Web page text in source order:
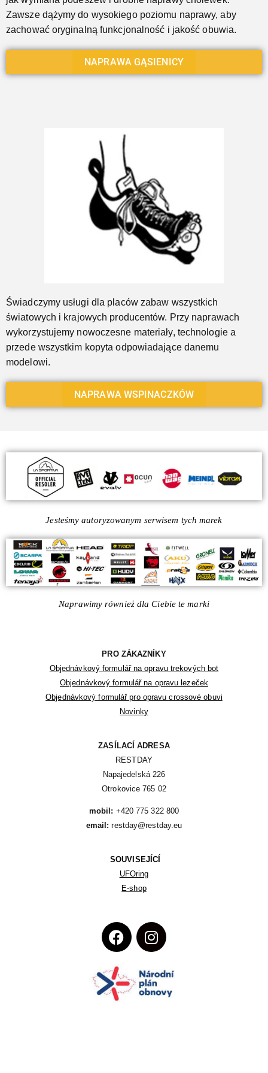
Zawsze dążymy do wysokiego poziomu naprawy, aby
zachować oryginalną funkcjonalność i jakość obuwia.
NAPRAWA GĄSIENICY
Świadczymy usługi dla placów zabaw wszystkich
światowych i krajowych producentów. Przy naprawach
wykorzystujemy nowoczesne materiały, technologie a
przede wszystkim kopyta odpowiadające danemu
modelowi.
NAPRAWA WSPINACZKÓW
Jesteśmy autoryzowanym serwisem tych marek
Naprawimy również dla Ciebie te marki
PRO ZÁKAZNÍKY
Objednávkový formulář na opravu trekových bot
Objednávkový formulář na opravu lezeček
Objednávkový formulář pro opravu crossové obuvi
Novinky
ZASÍLACÍ ADRESA
RESTDAY
Napajedelská 226
Otrokovice 765 02
mobil:
email: restday@restday.eu
SOUVISEJÍCÍ
UFOring
E-shop